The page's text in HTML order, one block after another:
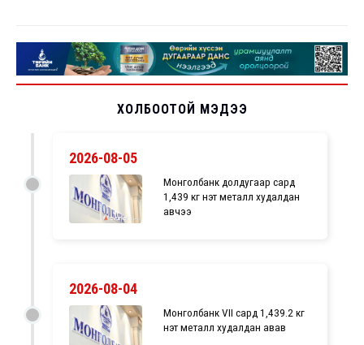
ХОЛБООТОЙ МЭДЭЭ
2026-08-05
Монголбанк долдугаар сард
1,439 кг үнэт металл худалдан
авчээ
2026-08-04
Монголбанк VII сард 1,439.2 кг
үнэт металл худалдан авав